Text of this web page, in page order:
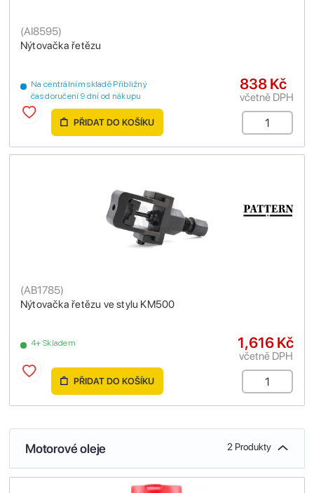
Nýtovačka řetězu
(AI8595)
Na centrálním skladě Přibližný
čas doručení 9 dní od nákupu
838 Kč
včetně DPH
PŘIDAT DO KOŠÍKU
Nýtovačka řetězu ve stylu KM500
(AB1785)
4+ Skladem 1,616 Kč
včetně DPH
PŘIDAT DO KOŠÍKU
Motorové oleje 2 Produkty